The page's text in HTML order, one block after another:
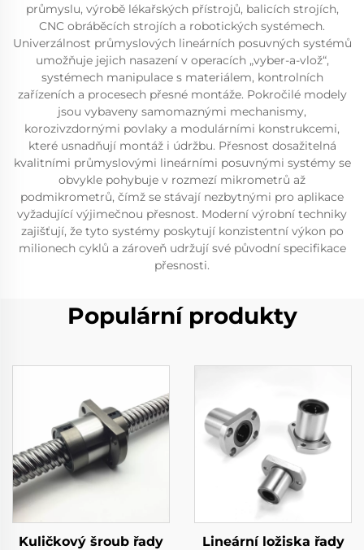
průmyslu, výrobě lékařských přístrojů, balicích strojích,
CNC obráběcích strojích a robotických systémech.
Univerzálnost průmyslových lineárních posuvných systémů
umožňuje jejich nasazení v operacích „vyber-a-vlož“,
systémech manipulace s materiálem, kontrolních
zařízeních a procesech přesné montáže. Pokročilé modely
jsou vybaveny samomaznými mechanismy,
korozivzdornými povlaky a modulárními konstrukcemi,
které usnadňují montáž i údržbu. Přesnost dosažitelná
kvalitními průmyslovými lineárními posuvnými systémy se
obvykle pohybuje v rozmezí mikrometrů až
podmikrometrů, čímž se stávají nezbytnými pro aplikace
vyžadující výjimečnou přesnost. Moderní výrobní techniky
zajišťují, že tyto systémy poskytují konzistentní výkon po
milionech cyklů a zároveň udržují své původní specifikace
přesnosti.
Populární produkty
Kuličkový šroub řady
Lineární ložiska řady